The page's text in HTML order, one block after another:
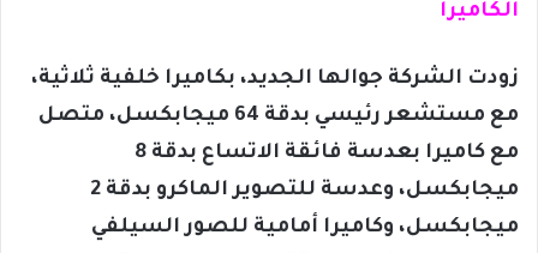
الكاميرا
زودت الشركة جوالها الجديد، بكاميرا خلفية ثلاثية،
مع مستشعر رئيسي بدقة 64 ميجابكسل، متصل
مع كاميرا بعدسة فائقة الاتساع بدقة 8
ميجابكسل، وعدسة للتصوير الماكرو بدقة 2
ميجابكسل، وكاميرا أمامية للصور السيلفي